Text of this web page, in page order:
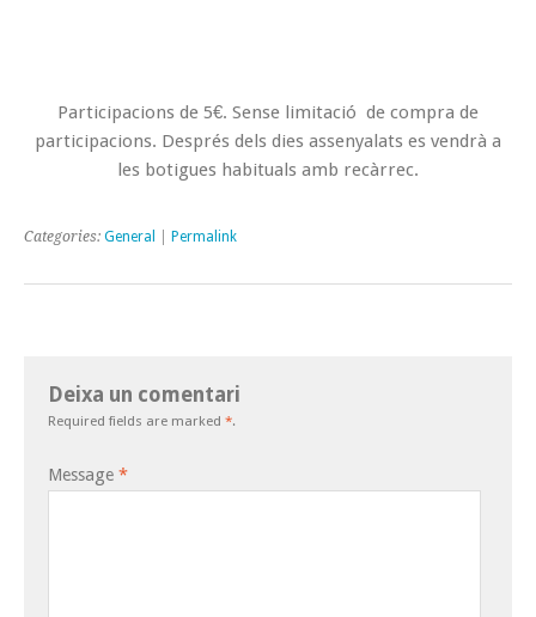
Participacions de 5€. Sense limitació de compra de
participacions. Després dels dies assenyalats es vendrà a
les botigues habituals amb recàrrec.
Categories: General Permalink
Deixa un comentari
Required fields are marked *.
Message *